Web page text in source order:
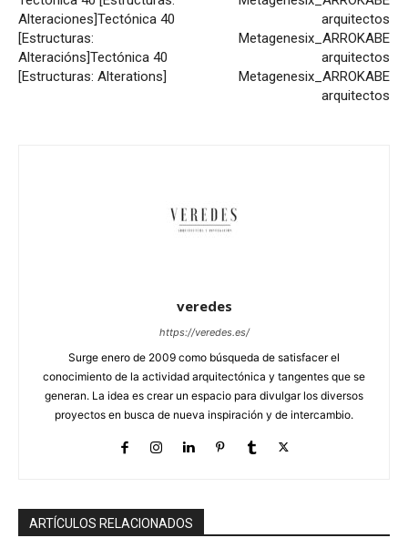
Alteraciones]Tectónica 40
[Estructuras:
Alteracións]Tectónica 40
[Estructuras: Alterations]
arquitectos
Metagenesix_ARROKABE
arquitectos
Metagenesix_ARROKABE
arquitectos
veredes
https://veredes.es/
Surge enero de 2009 como búsqueda de satisfacer el
conocimiento de la actividad arquitectónica y tangentes que se
generan. La idea es crear un espacio para divulgar los diversos
proyectos en busca de nueva inspiración y de intercambio.
ARTÍCULOS RELACIONADOS